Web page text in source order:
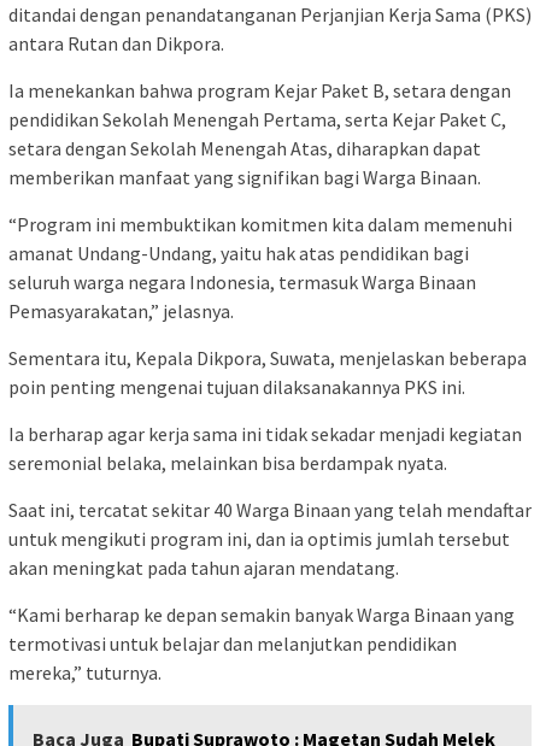
ditandai dengan penandatanganan Perjanjian Kerja Sama (PKS)
antara Rutan dan Dikpora.
Ia menekankan bahwa program Kejar Paket B, setara dengan
pendidikan Sekolah Menengah Pertama, serta Kejar Paket C,
setara dengan Sekolah Menengah Atas, diharapkan dapat
memberikan manfaat yang signifikan bagi Warga Binaan.
“Program ini membuktikan komitmen kita dalam memenuhi
amanat Undang-Undang, yaitu hak atas pendidikan bagi
seluruh warga negara Indonesia, termasuk Warga Binaan
Pemasyarakatan,” jelasnya.
Sementara itu, Kepala Dikpora, Suwata, menjelaskan beberapa
poin penting mengenai tujuan dilaksanakannya PKS ini.
Ia berharap agar kerja sama ini tidak sekadar menjadi kegiatan
seremonial belaka, melainkan bisa berdampak nyata.
Saat ini, tercatat sekitar 40 Warga Binaan yang telah mendaftar
untuk mengikuti program ini, dan ia optimis jumlah tersebut
akan meningkat pada tahun ajaran mendatang.
“Kami berharap ke depan semakin banyak Warga Binaan yang
termotivasi untuk belajar dan melanjutkan pendidikan
mereka,” tuturnya.
Baca Juga Bupati Suprawoto : Magetan Sudah Melek